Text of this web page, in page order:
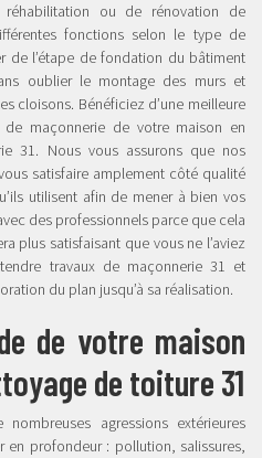
ou de rénovation de
fonctions selon le type de
de l’étape de fondation du bâtiment
oublier le montage des murs et
cloisons. Bénéficiez d’une meilleure
maçonnerie de votre maison en
31. Nous vous assurons que nos
satisfaire amplement côté qualité
utilisent afin de mener à bien vos
des professionnels parce que cela
plus satisfaisant que vous ne l’aviez
travaux de maçonnerie 31 et
du plan jusqu’à sa réalisation.
de votre maison
de toiture 31
agressions extérieures
en profondeur : pollution, salissures,